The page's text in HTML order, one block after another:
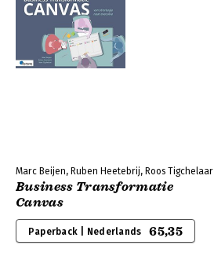
Marc Beijen, Ruben Heetebrij, Roos Tigchelaar
Business Transformatie
Canvas
Paperback | Nederlands 65,35